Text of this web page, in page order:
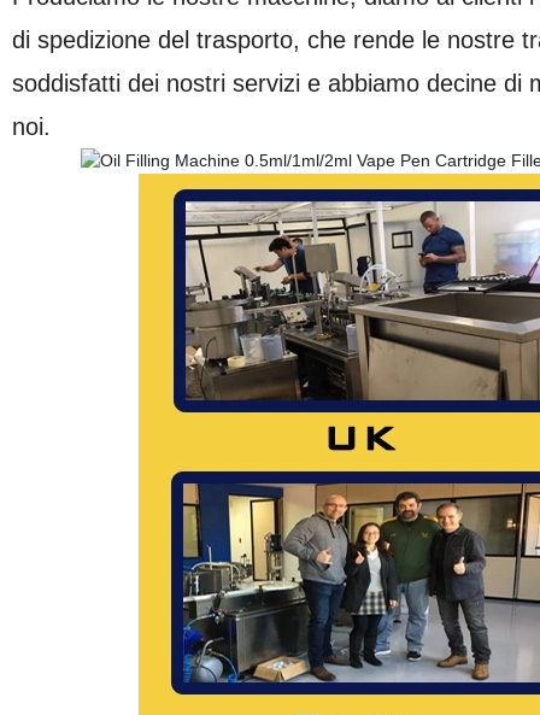
di spedizione del trasporto, che rende le nostre
soddisfatti dei nostri servizi e abbiamo decine di
noi.